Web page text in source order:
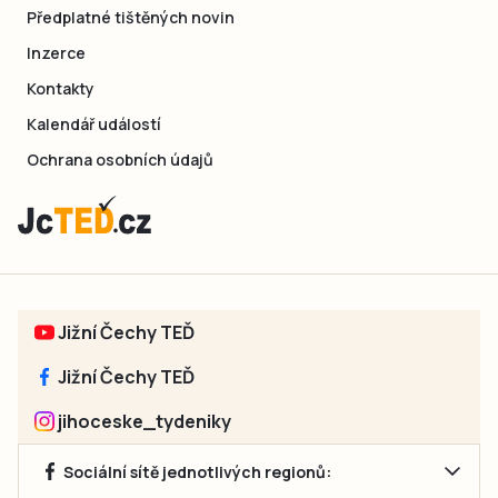
Předplatné tištěných novin
Inzerce
Kontakty
Kalendář událostí
Ochrana osobních údajů
Jižní Čechy TEĎ
Jižní Čechy TEĎ
jihoceske_tydeniky
Sociální sítě jednotlivých regionů: